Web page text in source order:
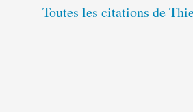
Toutes les citations de